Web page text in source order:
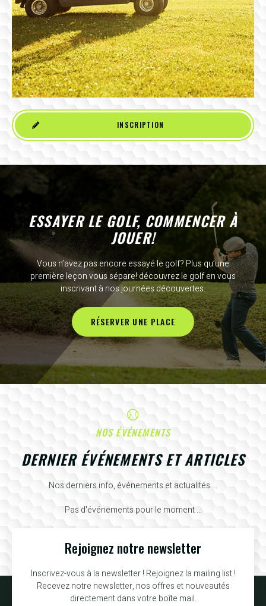
INSCRIPTION
ESSAYER LE GOLF, COMMENCER À
JOUER!
Vous n’avez pas encore essayé le golf? Plus qu’une
première leçon vous sépare! découvrez le golf en vous
inscrivant à nos journées découvertes.
RÉSERVER UNE PLACE
NOS ÉVÉNEMENTS
DERNIER ÉVÉNEMENTS ET ARTICLES
Nos derniers info, événements et actualités ...
Pas d'événements pour le moment ...
Rejoignez notre newsletter
Inscrivez-vous à la newsletter ! Rejoignez la mailing list !
Recevez notre newsletter, nos offres et nouveautés
directement dans votre boîte mail.